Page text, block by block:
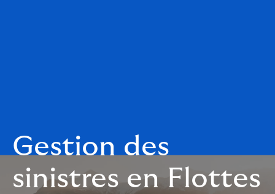
Gestion des
sinistres en Flottes